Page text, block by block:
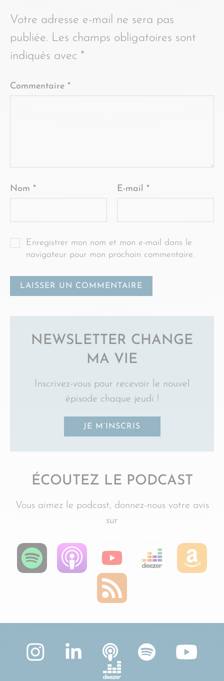
Votre adresse e-mail ne sera pas
publiée. Les champs obligatoires sont
indiqués avec *
Commentaire *
Nom * E-mail *
Enregistrer mon nom et mon e-mail dans le
navigateur pour mon prochain commentaire.
NEWSLETTER CHANGE
MA VIE
Inscrivez-vous pour recevoir le nouvel
épisode chaque jeudi !
JE M’INSCRIS
ÉCOUTEZ LE PODCAST
Vous aimez le podcast, donnez-nous votre avis
sur